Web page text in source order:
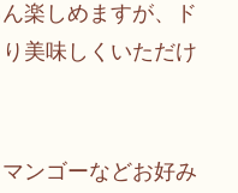
楽しめますが、ド
美味しくいただけ
ンゴーなどお好み